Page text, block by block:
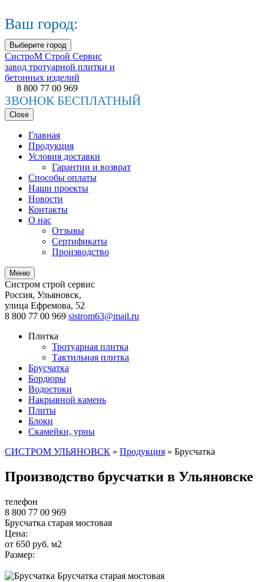
Ваш город:
Выберите город
СистроМ Строй Сервис
завод тротуарной плитки и
бетонных изделий
8 800 77 00 969
ЗВОНОК БЕСПЛАТНЫЙ
Close
Главная
Продукция
Условия доставки
Гарантии и возврат
Способы оплаты
Наши проекты
Новости
Контакты
О нас
Отзывы
Сертификаты
Производство
Меню
Систром строй сервис
Россия, Ульяновск,
улица Ефремова, 52
8 800 77 00 969 sistrom63@mail.ru
Плитка
Тротуарная плитка
Тактильная плитка
Брусчатка
Бордюры
Водостоки
Накрывной камень
Плиты
Блоки
Скамейки, урны
СИСТРОМ УЛЬЯНОВСК » Продукция » Брусчатка
Производство брусчатки в Ульяновске
телефон
8 800 77 00 969
Брусчатка старая мостовая
Цена:
от 650 руб. м2
Размер: